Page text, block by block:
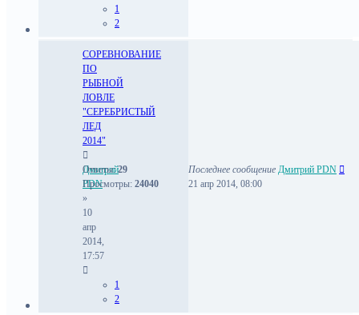
1
2
СОРЕВНОВАНИЕ
ПО
РЫБНОЙ
ЛОВЛЕ
"СЕРЕБРИСТЫЙ
ЛЕД
2014"
Дмитрий
PDN
»
10
апр
2014,
17:57
1
2
Ответы:29
Просмотры: 24040
Последнее сообщение Дмитрий PDN
21 апр 2014, 08:00